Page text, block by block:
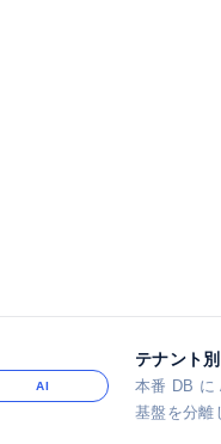
AI
テナント
本番 DB に
基盤を分離